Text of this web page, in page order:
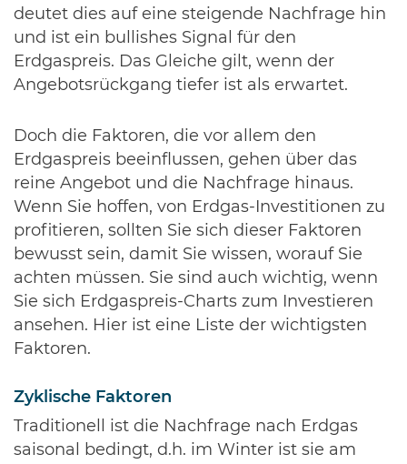
deutet dies auf eine steigende Nachfrage hin
und ist ein bullishes Signal für den
Erdgaspreis. Das Gleiche gilt, wenn der
Angebotsrückgang tiefer ist als erwartet.
Doch die Faktoren, die vor allem den
Erdgaspreis beeinflussen, gehen über das
reine Angebot und die Nachfrage hinaus.
Wenn Sie hoffen, von Erdgas-Investitionen zu
profitieren, sollten Sie sich dieser Faktoren
bewusst sein, damit Sie wissen, worauf Sie
achten müssen. Sie sind auch wichtig, wenn
Sie sich Erdgaspreis-Charts zum Investieren
ansehen. Hier ist eine Liste der wichtigsten
Faktoren.
Zyklische Faktoren
Traditionell ist die Nachfrage nach Erdgas
saisonal bedingt, d.h. im Winter ist sie am